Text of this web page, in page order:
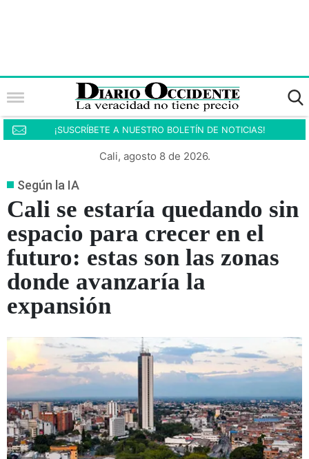
¡SUSCRÍBETE A NUESTRO BOLETÍN DE NOTICIAS!
Cali, agosto 8 de 2026.
Según la IA
Cali se estaría quedando sin
espacio para crecer en el
futuro: estas son las zonas
donde avanzaría la
expansión